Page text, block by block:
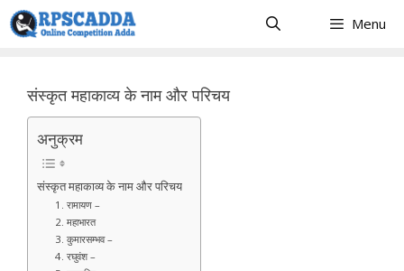
Skip
to
Menu
संस्कृत महाकाव्य के नाम और परिचय
अनुक्रम
संस्कृत महाकाव्य के नाम और परिचय
1. रामायण –
2. महाभारत
3. कुमारसम्भव –
4. रघुवंश –